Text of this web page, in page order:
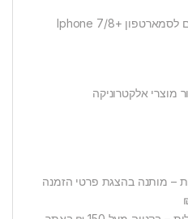
כיסוי מגן אחורי !Sol משולשים לסמארטפון +Iphone 7/8
– מותנה בהצגת פרטי הזמנה